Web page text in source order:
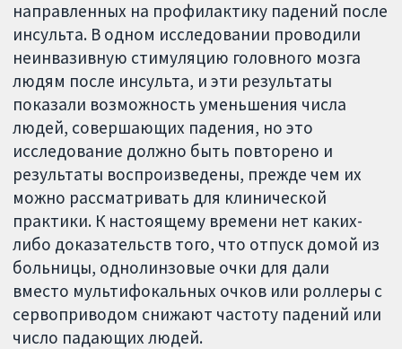
направленных на профилактику падений после
инсульта. В одном исследовании проводили
неинвазивную стимуляцию головного мозга
людям после инсульта, и эти результаты
показали возможность уменьшения числа
людей, совершающих падения, но это
исследование должно быть повторено и
результаты воспроизведены, прежде чем их
можно рассматривать для клинической
практики. К настоящему времени нет каких-
либо доказательств того, что отпуск домой из
больницы, однолинзовые очки для дали
вместо мультифокальных очков или роллеры с
сервоприводом снижают частоту падений или
число падающих людей.